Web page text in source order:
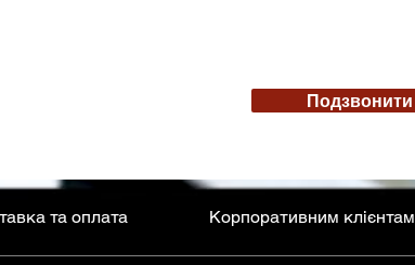
Подзвонити
та оплата Корпоративним клієнтам